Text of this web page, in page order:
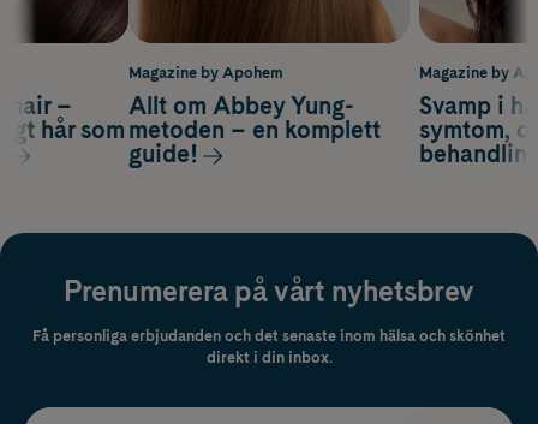
Magazine by
Svamp i
symtom,
hair –
hår som
Magazine by Apohem
Allt om Abbey Yung-
metoden – en komplett
guide!
Prenumerera på vårt nyhetsbrev
Få personliga erbjudanden och det senaste inom hälsa och skönhet
direkt i din inbox.